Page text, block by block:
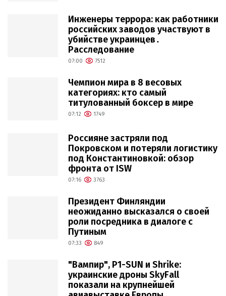
Инженеры террора: как работники
российских заводов участвуют в
убийстве украинцев․
Расследование
07:00 7512
Чемпион мира в 8 весовых
категориях: кто самый
титулованный боксер в мире
07:12 1749
Россияне застряли под
Покровском и потеряли логистику
под Константиновкой: обзор
фронта от ISW
07:16 3763
Президент Финляндии
неожиданно высказался о своей
роли посредника в диалоге с
Путиным
07:33 849
"Вампир", P1-SUN и Shrike:
украинские дроны SkyFall
показали на крупнейшей